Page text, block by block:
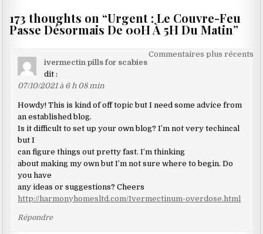
173 thoughts on “Urgent : Le Couvre-Feu
Passe Désormais De 00H À 5H Du Matin”
Navigation
dans
les
commentaires
Commentaires plus récents
ivermectin pills for scabies
dit :
07/10/2021 à 6 h 08 min
Howdy! This is kind of off topic but I need some advice from
an established blog.
Is it difficult to set up your own blog? I’m not very techincal
but I
can figure things out pretty fast. I’m thinking
about making my own but I’m not sure where to begin. Do
you have
any ideas or suggestions? Cheers
http://harmonyhomesltd.com/Ivermectinum-overdose.html
Répondre